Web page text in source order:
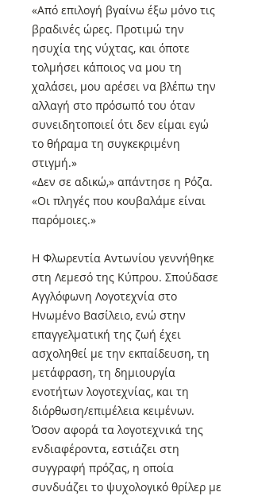
«Από επιλογή βγαίνω έξω μόνο τις
βραδινές ώρες. Προτιμώ την
ησυχία της νύχτας, και όποτε
τολμήσει κάποιος να μου τη
χαλάσει, μου αρέσει να βλέπω την
αλλαγή στο πρόσωπό του όταν
συνειδητοποιεί ότι δεν είμαι εγώ
το θήραμα τη συγκεκριμένη
στιγμή.»
«Δεν σε αδικώ,» απάντησε η Ρόζα.
«Οι πληγές που κουβαλάμε είναι
παρόμοιες.»
Η Φλωρεντία Αντωνίου γεννήθηκε
στη Λεμεσό της Κύπρου. Σπούδασε
Αγγλόφωνη Λογοτεχνία στο
Ηνωμένο Βασίλειο, ενώ στην
επαγγελματική της ζωή έχει
ασχοληθεί με την εκπαίδευση, τη
μετάφραση, τη δημιουργία
ενοτήτων λογοτεχνίας, και τη
διόρθωση/επιμέλεια κειμένων.
Όσον αφορά τα λογοτεχνικά της
ενδιαφέροντα, εστιάζει στη
συγγραφή πρόζας, η οποία
συνδυάζει το ψυχολογικό θρίλερ με